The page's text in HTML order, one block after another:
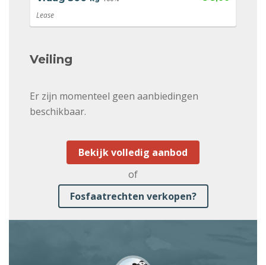
Lease
Veiling
Er zijn momenteel geen aanbiedingen
beschikbaar.
Bekijk volledig aanbod
of
Fosfaatrechten verkopen?